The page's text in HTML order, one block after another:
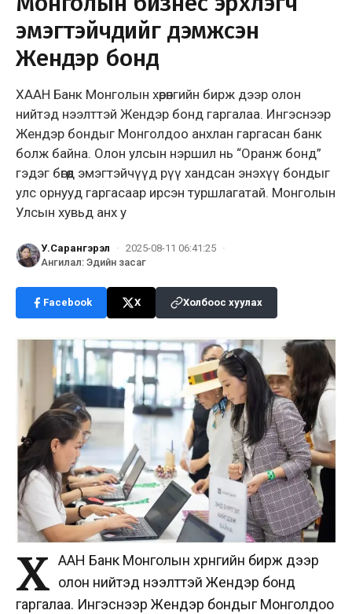
эмэгтэйчүүдийг дэмжсэн
Жендэр бонд
ХААН Банк Монголын хөрөнгийн бирж дээр олон
нийтэд нээлттэй Жендэр бонд гаргалаа. Ингэснээр
Жендэр бондыг Монголдоо анхлан гаргасан банк
болж байна. Олон улсын нэршил нь “Оранж бонд”
гэдэг бөгөөд эмэгтэйчүүд рүү хандсан энэхүү бондыг
улс орнууд гаргасаар ирсэн туршлагатай. Монголын
Улсын хувьд анх у
У.Сарангэрэл · 2025-08-11 06:41:25 ·
Ангилал: Эдийн засаг
Facebook X Холбоос хуулах
Х ААН Банк Монголын хөрөнгийн бирж дээр
олон нийтэд нээлттэй Жендэр бонд
гаргалаа. Ингэснээр Жендэр бондыг Монголдоо